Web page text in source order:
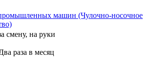
машин (Чулочно-носочное
смену, на руки
раза в месяц